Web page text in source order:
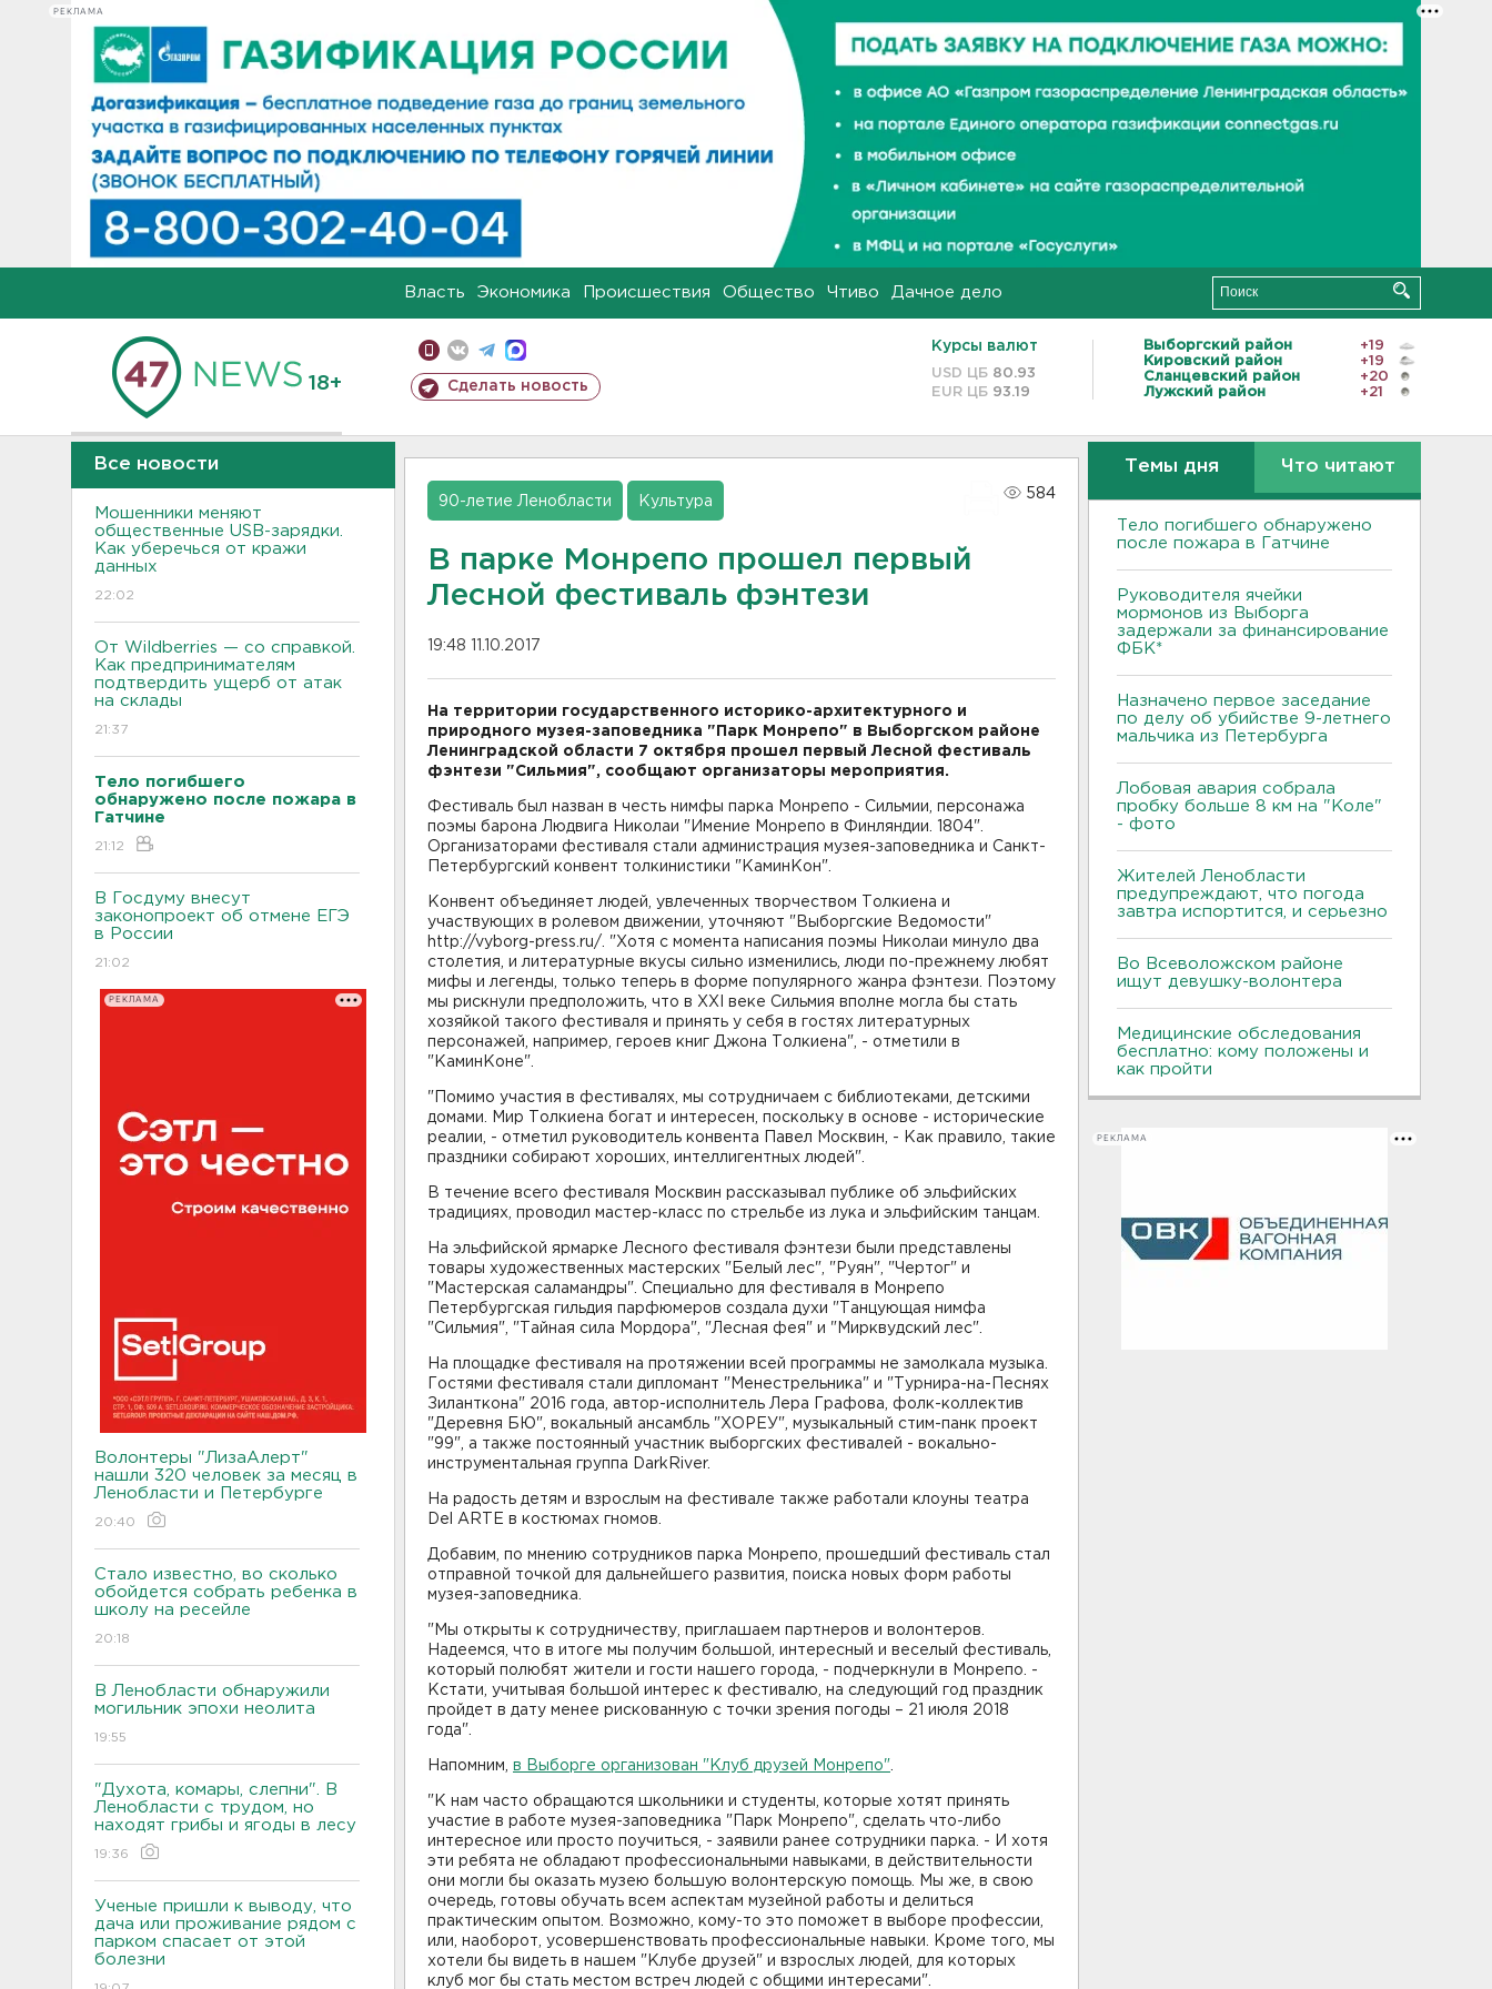
РЕКЛАМА
Власть Экономика Происшествия Общество Чтиво Дачное дело
18+ Сделать новость
Курсы валют
USD ЦБ 80.93
EUR ЦБ 93.19
Выборгский район
+19
Кировский район
+19
Сланцевский район
+20
Лужский район
+21
Все новости
Мошенники меняют
общественные USB-зарядки.
Как уберечься от кражи
данных
22:02
От Wildberries — со справкой.
Как предпринимателям
подтвердить ущерб от атак
на склады
21:37
Тело погибшего
обнаружено после пожара в
Гатчине
21:12
В Госдуму внесут
законопроект об отмене ЕГЭ
в России
21:02
РЕКЛАМА
Волонтеры "ЛизаАлерт"
нашли 320 человек за месяц в
Ленобласти и Петербурге
20:40
Стало известно, во сколько
обойдется собрать ребенка в
школу на ресейле
20:18
В Ленобласти обнаружили
могильник эпохи неолита
19:55
"Духота, комары, слепни". В
Ленобласти с трудом, но
находят грибы и ягоды в лесу
19:36
Ученые пришли к выводу, что
дача или проживание рядом с
парком спасает от этой
болезни
90-летие Ленобласти Культура
584
В парке Монрепо прошел первый
Лесной фестиваль фэнтези
19:48 11.10.2017
На территории государственного историко-архитектурного и
природного музея-заповедника "Парк Монрепо" в Выборгском районе
Ленинградской области 7 октября прошел первый Лесной фестиваль
фэнтези "Сильмия", сообщают организаторы мероприятия.
Фестиваль был назван в честь нимфы парка Монрепо - Сильмии, персонажа
поэмы барона Людвига Николаи "Имение Монрепо в Финляндии. 1804".
Организаторами фестиваля стали администрация музея-заповедника и Санкт-
Петербургский конвент толкинистики "КаминКон".
Конвент объединяет людей, увлеченных творчеством Толкиена и
участвующих в ролевом движении, уточняют "Выборгские Ведомости"
http://vyborg-press.ru/. "Хотя с момента написания поэмы Николаи минуло два
столетия, и литературные вкусы сильно изменились, люди по-прежнему любят
мифы и легенды, только теперь в форме популярного жанра фэнтези. Поэтому
мы рискнули предположить, что в ХХI веке Сильмия вполне могла бы стать
хозяйкой такого фестиваля и принять у себя в гостях литературных
персонажей, например, героев книг Джона Толкиена", - отметили в
"КаминКоне".
"Помимо участия в фестивалях, мы сотрудничаем с библиотеками, детскими
домами. Мир Толкиена богат и интересен, поскольку в основе - исторические
реалии, - отметил руководитель конвента Павел Москвин, - Как правило, такие
праздники собирают хороших, интеллигентных людей".
В течение всего фестиваля Москвин рассказывал публике об эльфийских
традициях, проводил мастер-класс по стрельбе из лука и эльфийским танцам.
На эльфийской ярмарке Лесного фестиваля фэнтези были представлены
товары художественных мастерских "Белый лес", "Руян", "Чертог" и
"Мастерская саламандры". Специально для фестиваля в Монрепо
Петербургская гильдия парфюмеров создала духи "Танцующая нимфа
"Сильмия", "Тайная сила Мордора", "Лесная фея" и "Мирквудский лес".
На площадке фестиваля на протяжении всей программы не замолкала музыка.
Гостями фестиваля стали дипломант "Менестрельника" и "Турнира-на-Песнях
Зиланткона" 2016 года, автор-исполнитель Лера Графова, фолк-коллектив
"Деревня БЮ", вокальный ансамбль "ХОРЕУ", музыкальный стим-панк проект
"99", а также постоянный участник выборгских фестивалей - вокально-
инструментальная группа DarkRiver.
На радость детям и взрослым на фестивале также работали клоуны театра
Del ARTE в костюмах гномов.
Добавим, по мнению сотрудников парка Монрепо, прошедший фестиваль стал
отправной точкой для дальнейшего развития, поиска новых форм работы
музея-заповедника.
"Мы открыты к сотрудничеству, приглашаем партнеров и волонтеров.
Надеемся, что в итоге мы получим большой, интересный и веселый фестиваль,
который полюбят жители и гости нашего города, - подчеркнули в Монрепо. -
Кстати, учитывая большой интерес к фестивалю, на следующий год праздник
пройдет в дату менее рискованную с точки зрения погоды – 21 июля 2018
года".
Напомним, в Выборге организован "Клуб друзей Монрепо"
"К нам часто обращаются школьники и студенты, которые хотят принять
участие в работе музея-заповедника "Парк Монрепо", сделать что-либо
интересное или просто поучиться, - заявили ранее сотрудники парка. - И хотя
эти ребята не обладают профессиональными навыками, в действительности
они могли бы оказать музею большую волонтерскую помощь. Мы же, в свою
очередь, готовы обучать всем аспектам музейной работы и делиться
практическим опытом. Возможно, кому-то это поможет в выборе профессии,
или, наоборот, усовершенствовать профессиональные навыки. Кроме того, мы
хотели бы видеть в нашем "Клубе друзей" и взрослых людей, для которых
клуб мог бы стать местом встреч людей с общими интересами".
Темы дня Что читают
Тело погибшего обнаружено
после пожара в Гатчине
Руководителя ячейки
мормонов из Выборга
задержали за финансирование
ФБК*
Назначено первое заседание
по делу об убийстве 9-летнего
мальчика из Петербурга
Лобовая авария собрала
пробку больше 8 км на "Коле"
- фото
Жителей Ленобласти
предупреждают, что погода
завтра испортится, и серьезно
Во Всеволожском районе
ищут девушку-волонтера
Медицинские обследования
бесплатно: кому положены и
как пройти
РЕКЛАМА